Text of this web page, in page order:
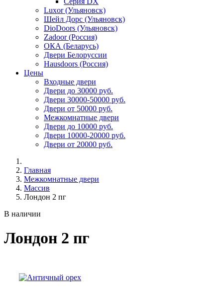
Luxor (Ульяновск)
Шейл Дорс (Ульяновск)
DioDoors (Ульяновск)
Zadoor (Россия)
ОКА (Беларусь)
Двери Белоруссии
Hausdoors (Россия)
Цены
Входные двери
Двери до 30000 руб.
Двери 30000-50000 руб.
Двери от 50000 руб.
Межкомнатные двери
Двери до 10000 руб.
Двери 10000-20000 руб.
Двери от 20000 руб.
Главная
Межкомнатные двери
Массив
Лондон 2 пг
В наличии
Лондон 2 пг